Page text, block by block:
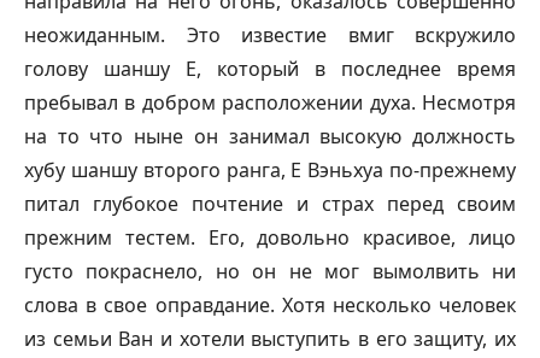
неожиданным. Это известие вмиг вскружило
голову шаншу Е, который в последнее время
пребывал в добром расположении духа. Несмотря
на то что ныне он занимал высокую должность
хубу шаншувторого ранга, Е Вэньхуа по-прежнему
питал глубокое почтение и страх перед своим
прежним тестем. Его, довольно красивое, лицо
густо покраснело, но он не мог вымолвить ни
слова в свое оправдание. Хотя несколько человек
из семьи Ван и хотели выступить в его защиту, их